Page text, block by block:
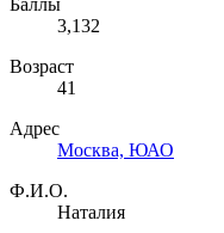
Баллы
3,132
Возраст
41
Адрес
Москва, ЮАО
Ф.И.О.
Наталия